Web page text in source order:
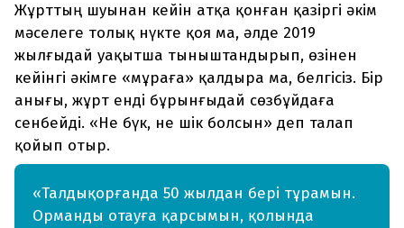
Жұрттың шуынан кейін атқа қонған қазіргі әкім
мәселеге толық нүкте қоя ма, әлде 2019
жылғыдай уақытша тыныштандырып, өзінен
кейінгі әкімге «мұраға» қалдыра ма, белгісіз. Бір
анығы, жұрт енді бұрынғыдай сөзбұйдаға
сенбейді. «Не бүк, не шік болсын» деп талап
қойып отыр.
«Талдықорғанда 50 жылдан бері тұрамын.
Орманды отауға қарсымын, қолында